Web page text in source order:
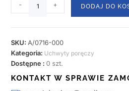
- + DODAJ DO
SKU: A/0716-000
Kategoria: Uchwyty poręczy
Dostępne :0 szt.
KONTAKT W SPRAWIE